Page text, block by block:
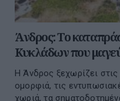
Άνδρος: Το
Κυκλάδων που
Η Άνδρος ξεχωρίζει
ομορφιά, τις
χωριά, τα